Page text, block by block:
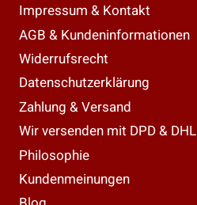
Impressum & Kontakt
AGB & Kundeninformationen
Widerrufsrecht
Datenschutzerklärung
Zahlung & Versand
Wir versenden mit DPD & DHL
Philosophie
Kundenmeinungen